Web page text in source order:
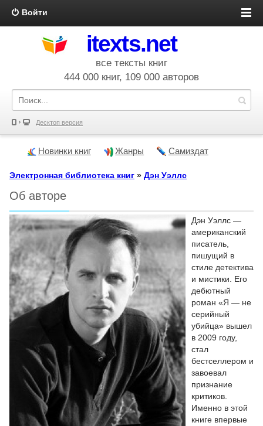
Войти
itexts.net
все тексты книг
444 000 книг, 109 000 авторов
Десктоп версия
Новинки книг Жанры Самиздат
Электронная библиотека книг » Дэн Уэллс
Об авторе
Дэн Уэллс —
американский
писатель,
пишущий в
стиле детектива
и мистики. Его
дебютный
роман «Я — не
серийный
убийца» вышел
в 2009 году,
стал
бестселлером и
завоевал
признание
критиков.
Именно в этой
книге впервые